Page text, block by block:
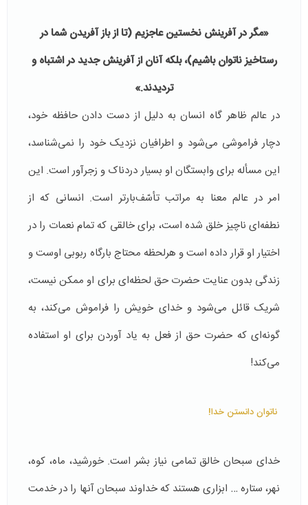
«مگر در آفرينش نخستين عاجزيم (تا از باز آفريدن شما در
رستاخيز ناتوان باشيم)، بلكه آنان از آفرينش جديد در اشتباه و
ترديدند.
»
در عالم ظاهر گاه انسان به دلیل از دست دادن حافظه خود،
دچار فراموشی می‌شود و اطرافیان نزدیک خود را نمی‌شناسد،
این مسأله برای وابستگان او بسیار دردناک و زجرآور است. این
امر در عالم معنا به مراتب تأسّف‌بارتر است. انسانی كه از
نطفه‌ای ناچیز خلق شده است، برای خالقی كه تمام نعمات را در
اختیار او قرار داده است و هرلحظه محتاج بارگاه ربوبی اوست و
زندگی بدون عنایت حضرت حق لحظه‌ای برای او ممكن نیست،
شریک قائل می‌شود و خدای خویش را فراموش می‌كند، به
گونه‌ای كه حضرت حق از فعل به یاد آوردن برای او استفاده
می‌كند!
ناتوان دانستن خدا!
خدای سبحان خالق تمامی نیاز بشر است. خورشید، ماه، کوه،
نهر، ستاره … ابزاری هستند که خداوند سبحان آنها را در خدمت